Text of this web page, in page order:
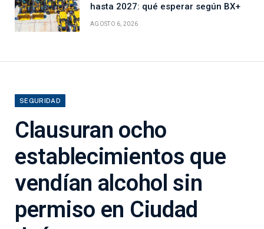
hasta 2027: qué esperar según BX+
AGOSTO 6, 2026
SEGURIDAD
Clausuran ocho
establecimientos que
vendían alcohol sin
permiso en Ciudad